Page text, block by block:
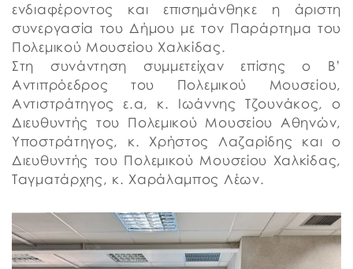
ενδιαφέροντος και επισημάνθηκε η άριστη
συνεργασία του Δήμου με τον Παράρτημα του
Πολεμικού Μουσείου Χαλκίδας.
Στη συνάντηση συμμετείχαν επίσης ο Β’
Αντιπρόεδρος του Πολεμικού Μουσείου,
Αντιστράτηγος ε.α, κ. Ιωάννης Τζουνάκος, ο
Διευθυντής του Πολεμικού Μουσείου Αθηνών,
Υποστράτηγος, κ. Χρήστος Λαζαρίδης και ο
Διευθυντής του Πολεμικού Μουσείου Χαλκίδας,
Ταγματάρχης, κ. Χαράλαμπος Λέων.